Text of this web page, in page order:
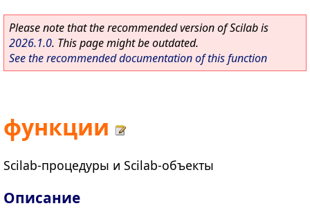
Please note that the recommended version of Scilab is
2026.1.0. This page might be outdated.
See the recommended documentation of this function
функции
Scilab-процедуры и Scilab-объекты
Описание